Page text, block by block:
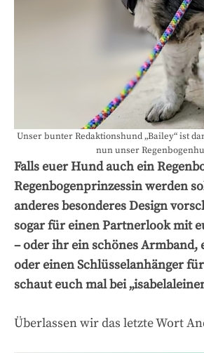
Unser bunter Redaktionshund „Bailey“ ist
nun unser
Falls euer Hund auch ein
Regenbogenprinzessin werden
anderes besonderes Design
sogar für einen Partnerlook mit
– oder ihr ein schönes Armband,
oder einen Schlüsselanhänger
schaut euch mal bei
Überlassen wir das letzte Wort